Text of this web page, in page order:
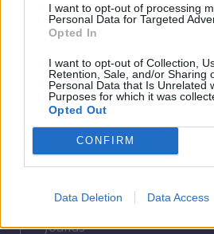
I want to opt-out of processing
Personal Data for Targeted
Opted In
I want to opt-out of Collection,
Retention, Sale, and/or Sharing
Personal Data that Is Unrelated
Purposes for which it was
Opted Out
CONFIRM
Data Deletion Data Access
Médiatér
Liget
Krónika
Bihari Napló
Erdélyi Napló
Főtér
Rádió GaGa
Jóállás